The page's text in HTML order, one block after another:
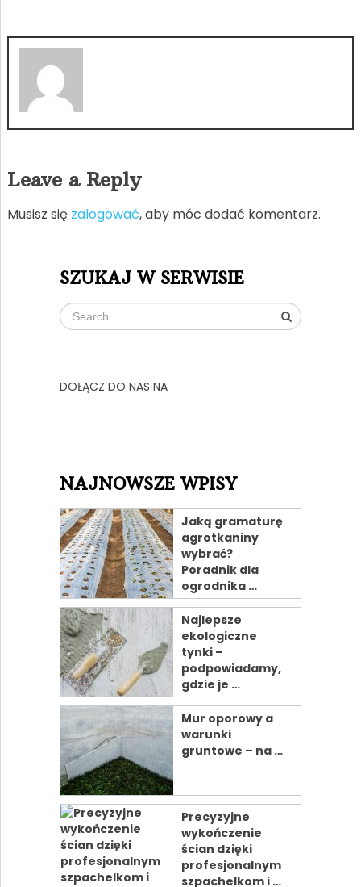
Leave a Reply
Musisz się zalogować, aby móc dodać komentarz.
SZUKAJ W SERWISIE
DOŁĄCZ DO NAS NA
NAJNOWSZE WPISY
Jaką gramaturę
agrotkaniny
wybrać?
Poradnik dla
ogrodnika …
Najlepsze
ekologiczne
tynki –
podpowiadamy,
gdzie je …
Mur oporowy a
warunki
gruntowe – na …
Precyzyjne
wykończenie
ścian dzięki
profesjonalnym
szpachelkom i …